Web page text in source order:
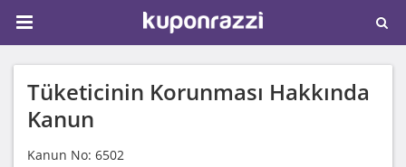
Tüketicinin Korunması Hakkında
Kanun
Kanun No: 6502